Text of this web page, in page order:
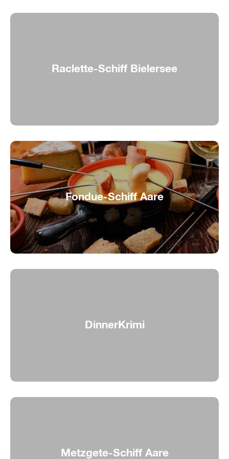
Raclette-Schiff Bielersee
Fondue-Schiff Aare
Käsefondue in geselliger Runde
DinnerKrimi
Metzgete-Schiff Aare